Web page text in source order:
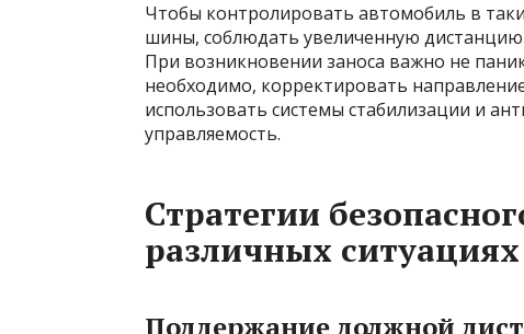
Чтобы контролировать автомобиль в
шины, соблюдать увеличенную
При возникновении заноса важно не
необходимо, корректировать
использовать системы стабилизации и
управляемость.
Стратегии
различных ситуациях
Поддержание должной